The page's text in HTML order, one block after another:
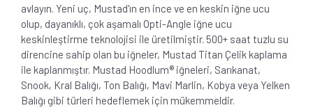
avlayın. Yeni uç, Mustad'ın en ince ve en keskin iğne ucu
olup, dayanıklı, çok aşamalı Opti-Angle iğne ucu
keskinleştirme teknolojisi ile üretilmiştir. 500+ saat tuzlu su
direncine sahip olan bu iğneler, Mustad Titan Çelik kaplama
ile kaplanmıştır. Mustad Hoodlum® iğneleri, Sarıkanat,
Snook, Kral Balığı, Ton Balığı, Mavi Marlin, Kobya veya Yelken
Balığı gibi türleri hedeflemek için mükemmeldir.